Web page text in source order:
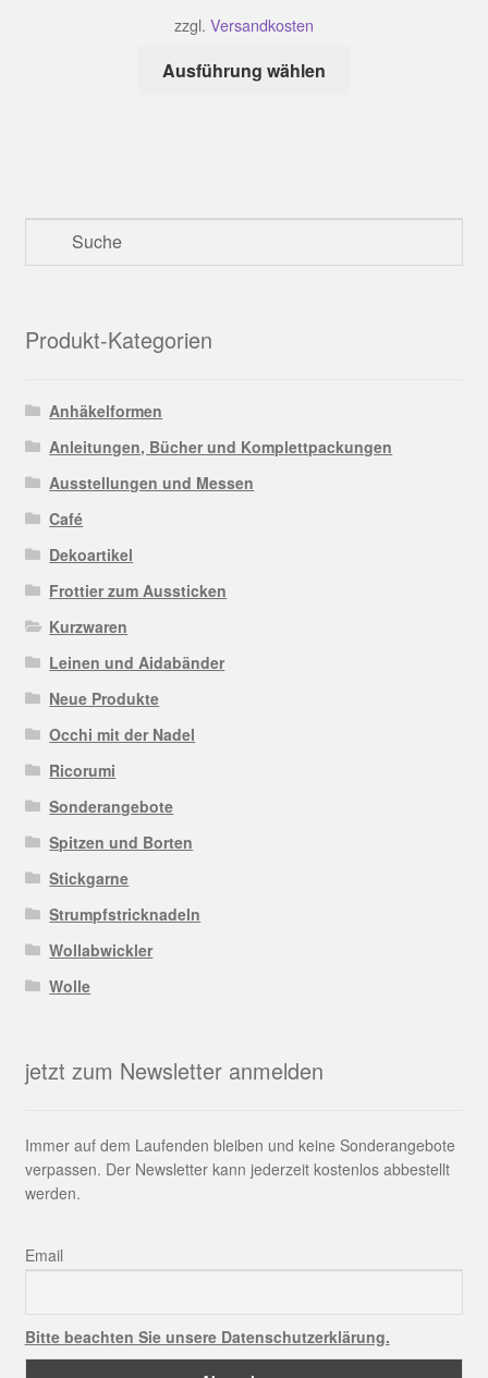
zzgl. Versandkosten
Ausführung wählen
Die
Produkt-Kategorien
Anhäkelformen
Anleitungen, Bücher und Komplettpackungen
Ausstellungen und Messen
Café
Dekoartikel
Frottier zum Aussticken
Kurzwaren
Leinen und Aidabänder
Neue Produkte
Occhi mit der Nadel
Ricorumi
Sonderangebote
Spitzen und Borten
Stickgarne
Strumpfstricknadeln
Wollabwickler
Wolle
jetzt zum Newsletter anmelden
Immer auf dem Laufenden bleiben und keine Sonderangebote
verpassen. Der Newsletter kann jederzeit kostenlos abbestellt
werden.
Email
Bitte beachten Sie unsere Datenschutzerklärung.